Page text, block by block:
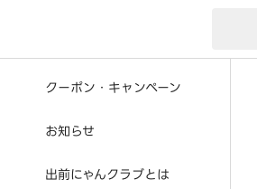
クーポン・キャンペーン
お知らせ
出前にゃんクラブとは